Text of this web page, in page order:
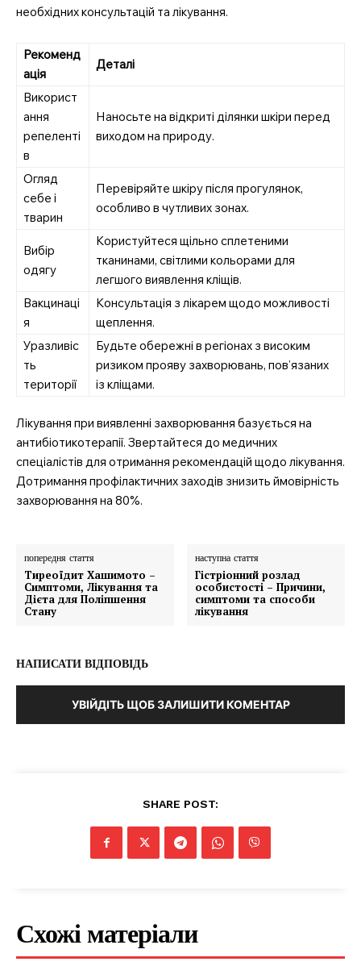
необхідних консультацій та лікування.
Рекоменд
ація
Деталі
Використ
ання
репеленті
в
Наносьте на відкриті ділянки шкіри перед
виходом на природу.
Огляд
себе і
тварин
Перевіряйте шкіру після прогулянок,
особливо в чутливих зонах.
Вибір
одягу
Користуйтеся щільно сплетеними
тканинами, світлими кольорами для
легшого виявлення кліщів.
Вакцинаці
я
Консультація з лікарем щодо можливості
щеплення.
Уразливіс
ть
території
Будьте обережні в регіонах з високим
ризиком прояву захворювань, пов’язаних
із кліщами.
Лікування при виявленні захворювання базується на
антибіотикотерапії. Звертайтеся до медичних
спеціалістів для отримання рекомендацій щодо лікування.
Дотримання профілактичних заходів знизить ймовірність
захворювання на 80%.
попередня стаття
Тиреоїдит Хашимото –
Симптоми, Лікування та
Дієта для Поліпшення
Стану
наступна стаття
Гістріонний розлад
особистості – Причини,
симптоми та способи
лікування
НАПИСАТИ ВІДПОВІДЬ
УВІЙДІТЬ ЩОБ ЗАЛИШИТИ КОМЕНТАР
SHARE POST:
Схожі матеріали